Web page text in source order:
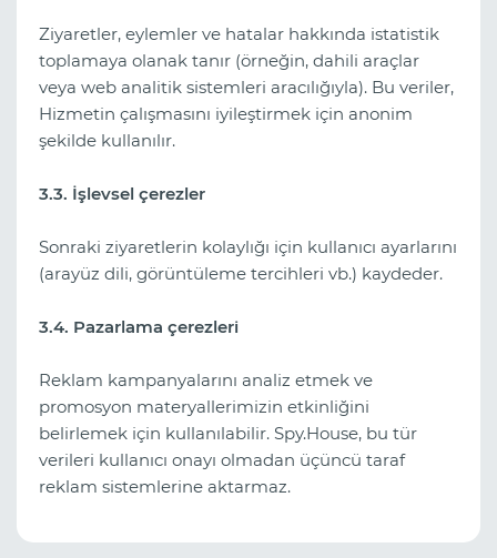
Ziyaretler, eylemler ve hatalar hakkında istatistik
toplamaya olanak tanır (örneğin, dahili araçlar
veya web analitik sistemleri aracılığıyla). Bu veriler,
Hizmetin çalışmasını iyileştirmek için anonim
şekilde kullanılır.
3.3. İşlevsel çerezler
Sonraki ziyaretlerin kolaylığı için kullanıcı ayarlarını
(arayüz dili, görüntüleme tercihleri vb.) kaydeder.
3.4. Pazarlama çerezleri
Reklam kampanyalarını analiz etmek ve
promosyon materyallerimizin etkinliğini
belirlemek için kullanılabilir. Spy.House, bu tür
verileri kullanıcı onayı olmadan üçüncü taraf
reklam sistemlerine aktarmaz.